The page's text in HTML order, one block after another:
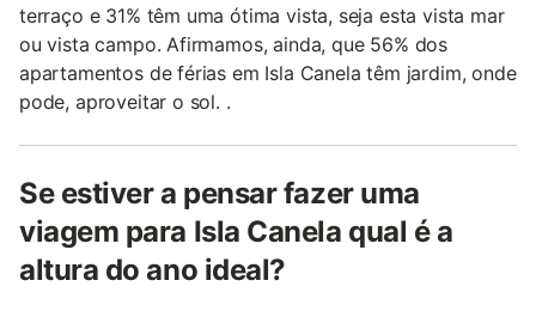
terraço e 31% têm uma ótima vista, seja esta vista mar
ou vista campo. Afirmamos, ainda, que 56% dos
apartamentos de férias em Isla Canela têm jardim, onde
pode, aproveitar o sol. .
Se estiver a pensar fazer uma
viagem para Isla Canela qual é a
altura do ano ideal?